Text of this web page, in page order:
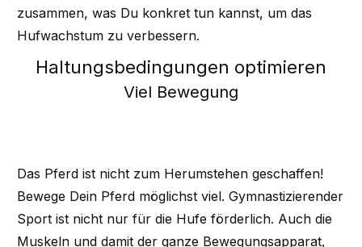
zusammen, was Du konkret tun kannst, um das
Hufwachstum zu verbessern.
Haltungsbedingungen optimieren
Viel Bewegung
Das Pferd ist nicht zum Herumstehen geschaffen!
Bewege Dein Pferd möglichst viel. Gymnastizierender
Sport ist nicht nur für die Hufe förderlich. Auch die
Muskeln und damit der ganze Bewegungsapparat,